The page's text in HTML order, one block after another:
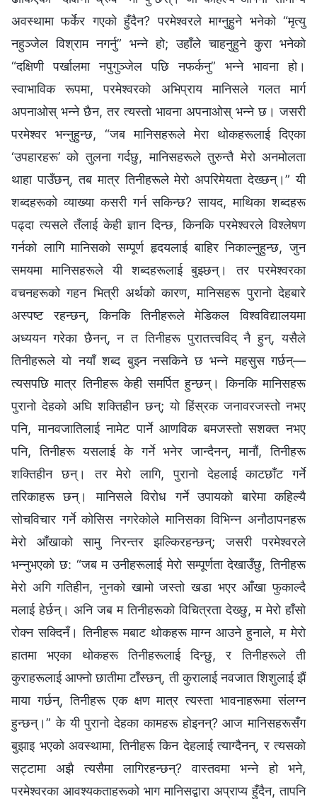
अवस्थामा फर्केर गएको हुँदैन? परमेश्‍वरले माग्नुहुने भनेको “मृत्यु
नहुञ्जेल विश्राम नगर्नु” भन्‍ने हो; उहाँले चाहनुहुने कुरा भनेको
“दक्षिणी पर्खालमा नपुगुञ्‍जेल पछि नफर्कनु” भन्‍ने भावना हो।
स्वाभाविक रूपमा, परमेश्‍वरको अभिप्राय मानिसले गलत मार्ग
अपनाओस् भन्‍ने छैन, तर त्यस्तो भावना अपनाओस् भन्‍ने छ। जसरी
परमेश्‍वर भन्नुहुन्छ, “जब मानिसहरूले मेरा थोकहरूलाई दिएका
‘उपहारहरू’ को तुलना गर्दछु, मानिसहरूले तुरुन्तै मेरो अनमोलता
थाहा पाउँछन्, तब मात्र तिनीहरूले मेरो अपरिमेयता देख्छन्।” यी
शब्दहरूको व्याख्या कसरी गर्न सकिन्छ? सायद, माथिका शब्दहरू
पढ्दा त्यसले तँलाई केही ज्ञान दिन्छ, किनकि परमेश्‍वरले विश्लेषण
गर्नको लागि मानिसको सम्पूर्ण हृदयलाई बाहिर निकाल्नुहुन्छ, जुन
समयमा मानिसहरूले यी शब्दहरूलाई बुझ्छन्। तर परमेश्‍वरका
वचनहरूको गहन भित्री अर्थको कारण, मानिसहरू पुरानो देहबारे
अस्पष्ट रहन्छन्, किनकि तिनीहरूले मेडिकल विश्‍वविद्यालयमा
अध्ययन गरेका छैनन्, न त तिनीहरू पुरातत्त्वविद् नै हुन्, यसैले
तिनीहरूले यो नयाँ शब्द बुझ्न नसकिने छ भन्‍ने महसुस गर्छन्—
त्यसपछि मात्र तिनीहरू केही समर्पित हुन्छन्। किनकि मानिसहरू
पुरानो देहको अघि शक्तिहीन छन्; यो हिंस्रक जनावरजस्तो नभए
पनि, मानवजातिलाई नामेट पार्ने आणविक बमजस्तो सशक्त नभए
पनि, तिनीहरू यसलाई के गर्ने भनेर जान्दैनन्, मानौं, तिनीहरू
शक्तिहीन छन्। तर मेरो लागि, पुरानो देहलाई काटछाँट गर्ने
तरिकाहरू छन्। मानिसले विरोध गर्ने उपायको बारेमा कहिल्यै
सोचविचार गर्ने कोसिस नगरेकोले मानिसका विभिन्न अनौठापनहरू
मेरो आँखाको सामु निरन्तर झल्‍किरहन्छन्; जसरी परमेश्‍वरले
भन्नुभएको छ: “जब म उनीहरूलाई मेरो सम्पूर्णता देखाउँछु, तिनीहरू
मेरो अगि गतिहीन, नुनको खामो जस्तो खडा भएर आँखा फुकाल्दै
मलाई हेर्छन्। अनि जब म तिनीहरूको विचित्रता देख्छु, म मेरो हाँसो
रोक्न सक्दिनँ। तिनीहरू मबाट थोकहरू माग्न आउने हुनाले, म मेरो
हातमा भएका थोकहरू तिनीहरूलाई दिन्छु, र तिनीहरूले ती
कुराहरूलाई आफ्नो छातीमा टाँस्छन्, ती कुरालाई नवजात शिशुलाई झैं
माया गर्छन्, तिनीहरू एक क्षण मात्र त्यस्ता भावनाहरूमा संलग्न
हुन्छन्।” के यी पुरानो देहका कामहरू होइनन्? आज मानिसहरूसँग
बुझाइ भएको अवस्थामा, तिनीहरू किन देहलाई त्याग्दैनन्, र त्यसको
सट्टामा अझै त्यसैमा लागिरहन्छन्? वास्तवमा भन्‍ने हो भने,
परमेश्‍वरका आवश्यकताहरूको भाग मानिसद्वारा अप्राप्य हुँदैन, तापनि